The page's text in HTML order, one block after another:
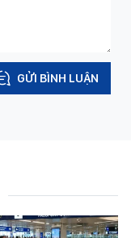
GỬI BÌNH LUẬN